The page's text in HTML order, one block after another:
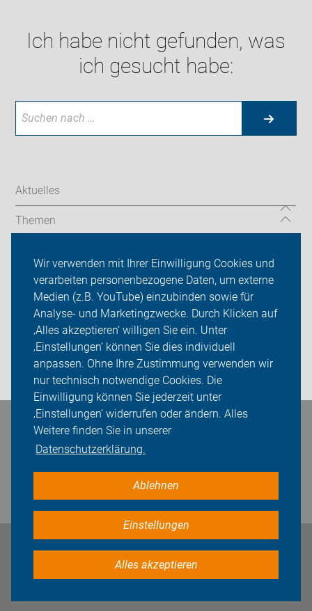
Wir verwenden mit Ihrer Einwilligung Cookies und
verarbeiten personenbezogene Daten, um externe
Medien (z.B. YouTube) einzubinden sowie für
Analyse- und Marketingzwecke. Durch Klicken auf
‚Alles akzeptieren‘ willigen Sie ein. Unter
‚Einstellungen‘ können Sie dies individuell
anpassen. Ohne Ihre Zustimmung verwenden wir
nur technisch notwendige Cookies. Die
Einwilligung können Sie jederzeit unter
‚Einstellungen‘ widerrufen oder ändern. Alles
Weitere finden Sie in unserer
Datenschutzerklärung.
Ablehnen
Einstellungen
Alles akzeptieren
Ich habe nicht gefunden, was
ich gesucht habe:
Aktuelles
Themen
Kreisverband Esslingen
Sei dabei
Presse
Login
Bleiben Sie in Kontakt